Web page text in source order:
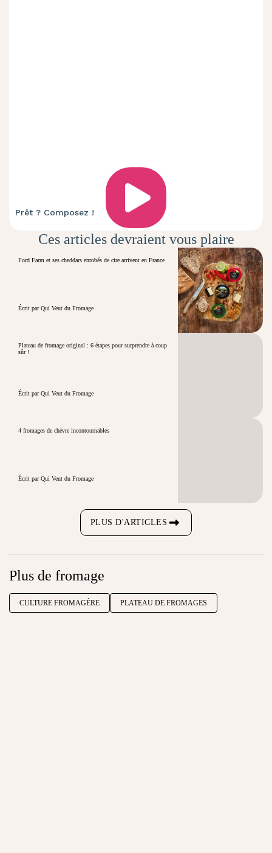
Prêt ? Composez !
Ces articles devraient vous plaire
Ford Farm et ses cheddars enrobés de cire arrivent en France
Écrit par Qui Veut du Fromage
Plateau de fromage original : 6 étapes pour surprendre à coup
sûr !
Écrit par Qui Veut du Fromage
4 fromages de chèvre incontournables
Écrit par Qui Veut du Fromage
PLUS D'ARTICLES
Plus de fromage
CULTURE FROMAGÈRE PLATEAU DE FROMAGES